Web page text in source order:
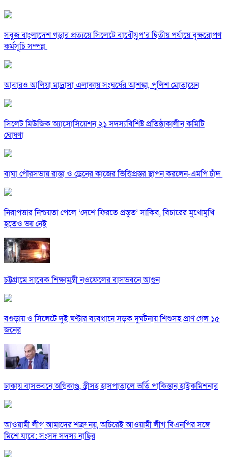
সবুজ বাংলাদেশ গড়ার প্রত্যয়ে সিলেটে বাবৌযুপ’র দ্বিতীয় পর্যায়ে বৃক্ষরোপণ
কর্মসূচি সম্পন্ন
আবারও আলিয়া মাদ্রাসা এলাকায় সংঘর্ষের আশঙ্কা, পুলিশ মোতায়েন
সিলেট মিউজিক অ্যাসোসিয়েশন ২১ সদস্যবিশিষ্ট প্রতিষ্ঠাকালীন কমিটি
ঘোষণা
বাঘা পৌরসভায় রাস্তা ও ড্রেনের কাজের ভিত্তিপ্রস্তর স্থাপন করলেন-এমপি চাঁদ
নিরাপত্তার নিশ্চয়তা পেলে ‘দেশে ফিরতে প্রস্তুত’ সাকিব, বিচারের মুখোমুখি
হতেও ভয় নেই
চট্টগ্রামে সাবেক শিক্ষামন্ত্রী নওফেলের বাসভবনে আগুন
বগুড়ায় ও সিলেটে দুই ঘণ্টার ব্যবধানে সড়ক দুর্ঘটনায় শিশুসহ প্রাণ গেল ১৫
জনের
ঢাকায় বাসভবনে অগ্নিকাণ্ড, স্ত্রীসহ হাসপাতালে ভর্তি পাকিস্তান হাইকমিশনার
আওয়ামী লীগ আমাদের শত্রু নয়, অচিরেই আওয়ামী লীগ বিএনপির সঙ্গে
মিশে যাবে: সংসদ সদস্য নাছির